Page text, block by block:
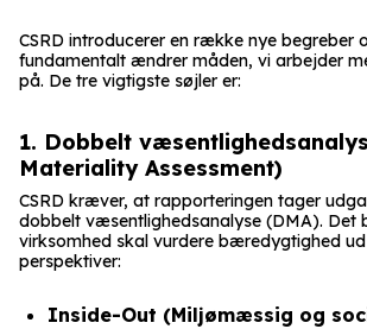
CSRD introducerer en række nye begreber
fundamentalt ændrer måden, vi arbejder
på. De tre vigtigste søjler er:
1. Dobbelt
Materiality Assessment)
CSRD kræver, at rapporteringen tager
dobbelt væsentlighedsanalyse (DMA). Det
virksomhed skal vurdere bæredygtighed
perspektiver:
Inside-Out (Miljømæssig og